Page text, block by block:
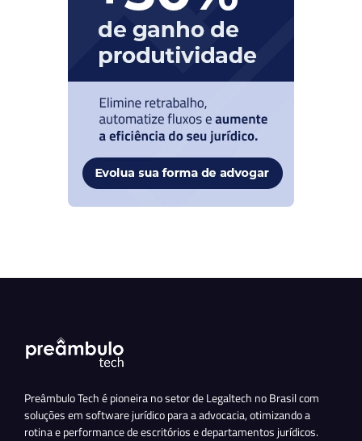
Preâmbulo Tech é pioneira no setor de Legaltech no Brasil com
soluções em software jurídico para a advocacia, otimizando a
rotina e performance de escritórios e departamentos jurídicos.